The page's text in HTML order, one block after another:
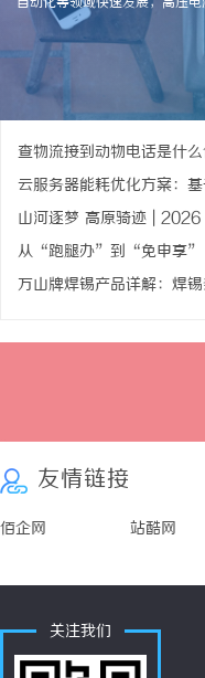
端设备稳定运行的重要组成部分
件的性能、可靠性以及安全性提
求。其中，高压变压器作为高压
关键部件，不仅影响设备整体运
接关系到产品使用寿命和安全
行业发展背景下，专注高压电源
精特变压器持续推进技术创新，
友情链接
佰企网 站酷网
关注我们